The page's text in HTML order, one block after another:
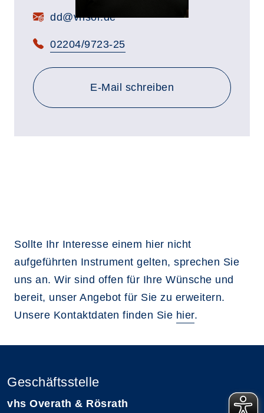
E-Mail:dd@vhsor.de
Telefon:
02204/9723-25
E-Mail schreiben
Sollte Ihr Interesse einem hier nicht
aufgeführten Instrument gelten, sprechen Sie
uns an. Wir sind offen für Ihre Wünsche und
bereit, unser Angebot für Sie zu erweitern.
Unsere Kontaktdaten finden Sie hier.
Geschäftsstelle
vhs Overath & Rösrath